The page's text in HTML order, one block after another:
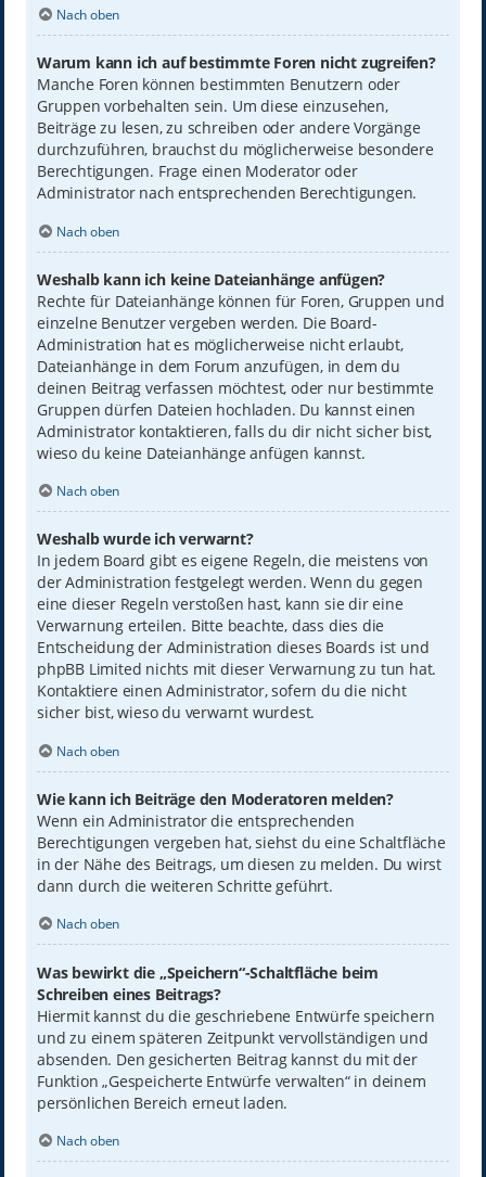
Nach oben
Warum kann ich auf bestimmte Foren nicht zugreifen?
Manche Foren können bestimmten Benutzern oder
Gruppen vorbehalten sein. Um diese einzusehen,
Beiträge zu lesen, zu schreiben oder andere Vorgänge
durchzuführen, brauchst du möglicherweise besondere
Berechtigungen. Frage einen Moderator oder
Administrator nach entsprechenden Berechtigungen.
Nach oben
Weshalb kann ich keine Dateianhänge anfügen?
Rechte für Dateianhänge können für Foren, Gruppen und
einzelne Benutzer vergeben werden. Die Board-
Administration hat es möglicherweise nicht erlaubt,
Dateianhänge in dem Forum anzufügen, in dem du
deinen Beitrag verfassen möchtest, oder nur bestimmte
Gruppen dürfen Dateien hochladen. Du kannst einen
Administrator kontaktieren, falls du dir nicht sicher bist,
wieso du keine Dateianhänge anfügen kannst.
Nach oben
Weshalb wurde ich verwarnt?
In jedem Board gibt es eigene Regeln, die meistens von
der Administration festgelegt werden. Wenn du gegen
eine dieser Regeln verstoßen hast, kann sie dir eine
Verwarnung erteilen. Bitte beachte, dass dies die
Entscheidung der Administration dieses Boards ist und
phpBB Limited nichts mit dieser Verwarnung zu tun hat.
Kontaktiere einen Administrator, sofern du die nicht
sicher bist, wieso du verwarnt wurdest.
Nach oben
Wie kann ich Beiträge den Moderatoren melden?
Wenn ein Administrator die entsprechenden
Berechtigungen vergeben hat, siehst du eine Schaltfläche
in der Nähe des Beitrags, um diesen zu melden. Du wirst
dann durch die weiteren Schritte geführt.
Nach oben
Was bewirkt die „Speichern“-Schaltfläche beim
Schreiben eines Beitrags?
Hiermit kannst du die geschriebene Entwürfe speichern
und zu einem späteren Zeitpunkt vervollständigen und
absenden. Den gesicherten Beitrag kannst du mit der
Funktion „Gespeicherte Entwürfe verwalten“ in deinem
persönlichen Bereich erneut laden.
Nach oben